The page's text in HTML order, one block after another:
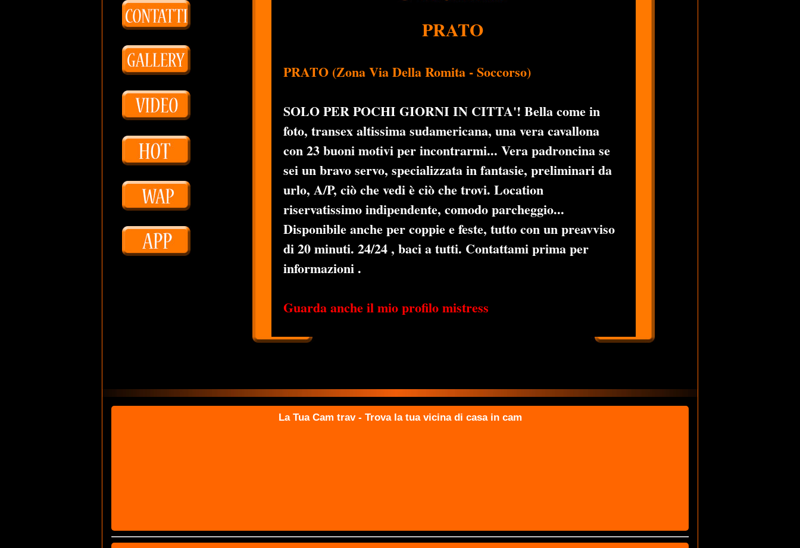
PRATO
PRATO (Zona Via Della Romita - Soccorso)
SOLO PER POCHI GIORNI IN CITTA'! Bella come in
foto, transex altissima sudamericana, una vera cavallona
con 23 buoni motivi per incontrarmi... Vera padroncina se
sei un bravo servo, specializzata in fantasie, preliminari da
urlo, A/P, ciò che vedi è ciò che trovi. Location
riservatissimo indipendente, comodo parcheggio...
Disponibile anche per coppie e feste, tutto con un preavviso
di 20 minuti. 24/24 , baci a tutti. Contattami prima per
informazioni .
Guarda anche il mio profilo mistress
La Tua Cam trav - Trova la tua vicina di casa in cam